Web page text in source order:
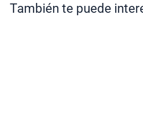
También te puede